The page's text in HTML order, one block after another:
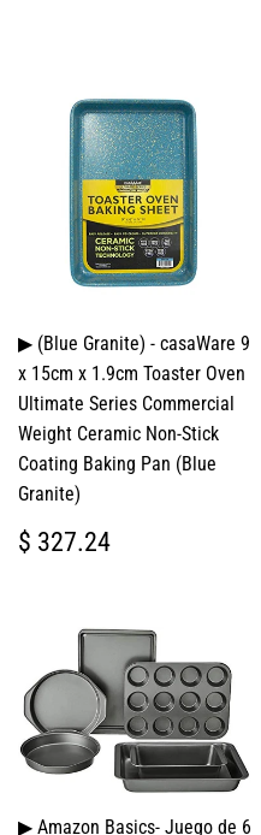
▶ (Blue Granite) - casaWare 9
x 15cm x 1.9cm Toaster Oven
Ultimate Series Commercial
Weight Ceramic Non-Stick
Coating Baking Pan (Blue
Granite)
PRECIO
HABITUAL
$ 327.24
▶ Amazon Basics- Juego de 6